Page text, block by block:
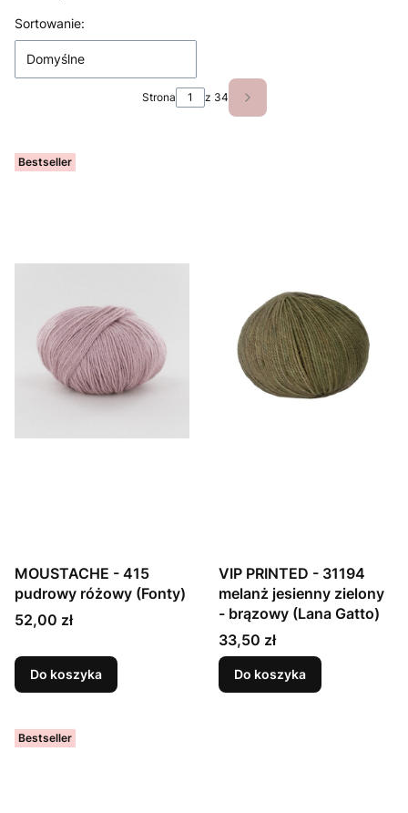
Lista produktów
Sortowanie:
Domyślne
Strona z 34 Następne produkty
Bestseller
MOUSTACHE - 415
pudrowy różowy (Fonty)
Cena
52,00 zł
Do koszyka
VIP PRINTED - 31194
melanż jesienny zielony
- brązowy (Lana Gatto)
Cena
33,50 zł
Do koszyka
Bestseller